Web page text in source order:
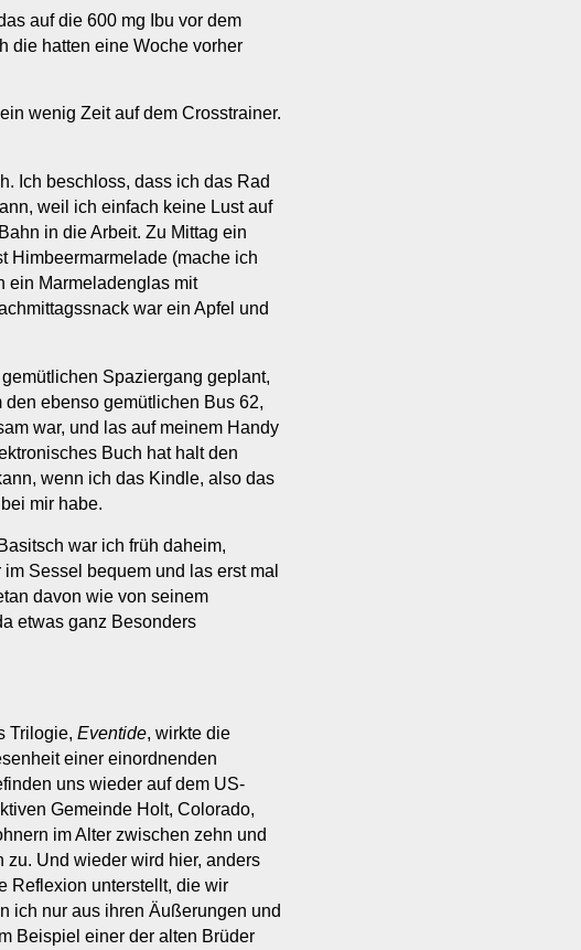
auf die 600 mg Ibu vor dem
die hatten eine Woche vorher
wenig Zeit auf dem Crosstrainer.
Ich beschloss, dass ich das Rad
weil ich einfach keine Lust auf
in die Arbeit. Zu Mittag ein
Himbeermarmelade (mache ich
ein Marmeladenglas mit
war ein Apfel und
Spaziergang geplant,
ebenso gemütlichen Bus 62,
war, und las auf meinem Handy
Buch hat halt den
wenn ich das Kindle, also das
mir habe.
war ich früh daheim,
Sessel bequem und las erst mal
davon wie von seinem
etwas ganz Besonders
Trilogie, Eventide, wirkte die
einer einordnenden
uns wieder auf dem US-
Gemeinde Holt, Colorado,
im Alter zwischen zehn und
zu. Und wieder wird hier, anders
Reflexion unterstellt, die wir
ich nur aus ihren Äußerungen und
Beispiel einer der alten Brüder